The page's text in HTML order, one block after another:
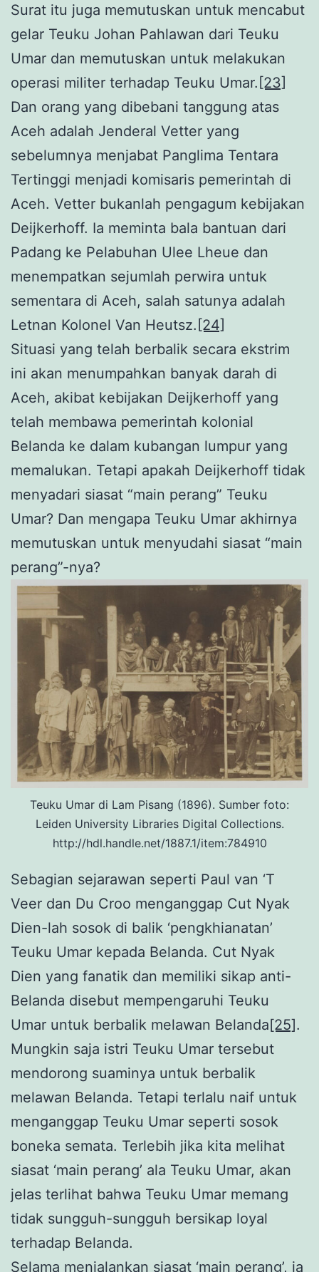
Surat itu juga memutuskan untuk mencabut
gelar Teuku Johan Pahlawan dari Teuku
Umar dan memutuskan untuk melakukan
operasi militer terhadap Teuku Umar. [23]
Dan orang yang dibebani tanggung atas
Aceh adalah Jenderal Vetter yang
sebelumnya menjabat Panglima Tentara
Tertinggi menjadi komisaris pemerintah di
Aceh. Vetter bukanlah pengagum kebijakan
Deijkerhoff. Ia meminta bala bantuan dari
Padang ke Pelabuhan Ulee Lheue dan
menempatkan sejumlah perwira untuk
sementara di Aceh, salah satunya adalah
Letnan Kolonel Van Heutsz. [24]
Situasi yang telah berbalik secara ekstrim
ini akan menumpahkan banyak darah di
Aceh, akibat kebijakan Deijkerhoff yang
telah membawa pemerintah kolonial
Belanda ke dalam kubangan lumpur yang
memalukan. Tetapi apakah Deijkerhoff tidak
menyadari siasat “main perang” Teuku
Umar? Dan mengapa Teuku Umar akhirnya
memutuskan untuk menyudahi siasat “main
perang”-nya?
Teuku Umar di Lam Pisang (1896). Sumber foto:
Leiden University Libraries Digital Collections.
http://hdl.handle.net/1887.1/item:784910
Sebagian sejarawan seperti Paul van ‘T
Veer dan Du Croo menganggap Cut Nyak
Dien-lah sosok di balik ‘pengkhianatan’
Teuku Umar kepada Belanda. Cut Nyak
Dien yang fanatik dan memiliki sikap anti-
Belanda disebut mempengaruhi Teuku
Umar untuk berbalik melawan Belanda[25].
Mungkin saja istri Teuku Umar tersebut
mendorong suaminya untuk berbalik
melawan Belanda. Tetapi terlalu naif untuk
menganggap Teuku Umar seperti sosok
boneka semata. Terlebih jika kita melihat
siasat ‘main perang’ ala Teuku Umar, akan
jelas terlihat bahwa Teuku Umar memang
tidak sungguh-sungguh bersikap loyal
terhadap Belanda.
Selama menjalankan siasat ‘main perang’, ia